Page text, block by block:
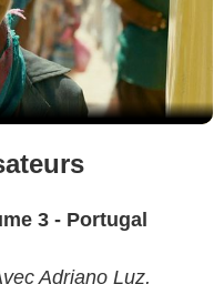
3 - Portugal
Adriano Luz,